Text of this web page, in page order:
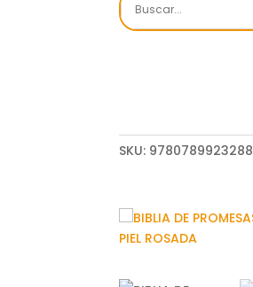
SKU: 9780789923288